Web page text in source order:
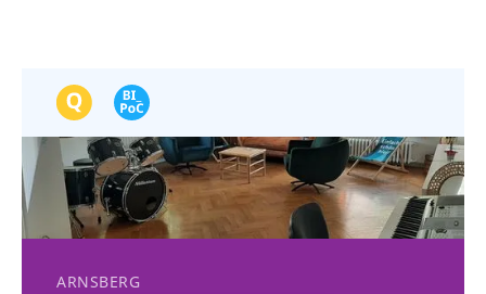
ARNSBERG